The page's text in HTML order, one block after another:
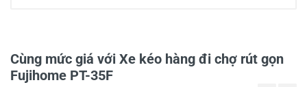
Cùng mức giá với Xe kéo hàng đi chợ rút gọn
Fujihome PT-35F